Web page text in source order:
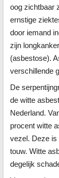
oog zichtbaar
ernstige
door iemand
zijn
(asbestose).
verschillende
De
de witte
Nederland.
procent witte
vezel. Deze is
touw. Witte
degelijk